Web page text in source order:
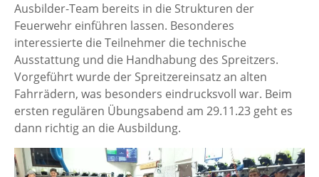
Ausbilder-Team bereits in die Strukturen der
Feuerwehr einführen lassen. Besonderes
interessierte die Teilnehmer die technische
Ausstattung und die Handhabung des Spreitzers.
Vorgeführt wurde der Spreitzereinsatz an alten
Fahrrädern, was besonders eindrucksvoll war. Beim
ersten regulären Übungsabend am 29.11.23 geht es
dann richtig an die Ausbildung.